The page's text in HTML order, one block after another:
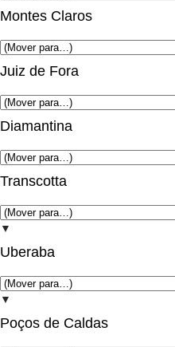
Montes Claros
Juiz de Fora
Diamantina
Transcotta
▼
Uberaba
▼
Poços de Caldas